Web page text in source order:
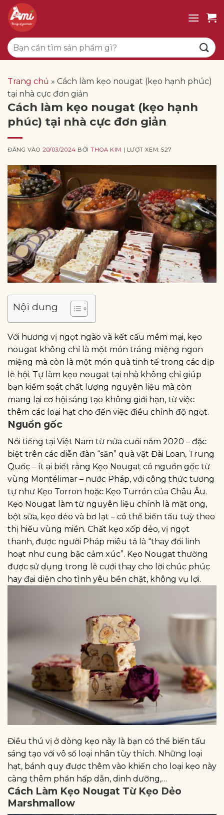
qua
dung
Tìm
kiếm:
Trang chủ » Cách làm kẹo nougat (kẹo hạnh phúc)
tại nhà cực đơn giản
Cách làm kẹo nougat (kẹo hạnh
phúc) tại nhà cực đơn giản
ĐĂNG VÀO20/03/2024 BỞITHOA KIM | LƯỢT XEM: 527
Nội dung
Với hương vị ngọt ngào và kết cấu mềm mại, kẹo
nougat không chỉ là một món tráng miệng ngon
miệng mà còn là một món quà tinh tế trong các dịp
lễ hội. Tự làm kẹo nougat tại nhà không chỉ giúp
bạn kiểm soát chất lượng nguyên liệu mà còn
mang lại cơ hội sáng tạo không giới hạn, từ việc
thêm các loại hạt cho đến việc điều chỉnh độ ngọt.
Nguồn gốc
Nổi tiếng tại Việt Nam từ nửa cuối năm 2020 – đặc
biệt trên các diễn đàn “săn” quà vặt Đài Loan, Trung
Quốc – ít ai biết rằng Kẹo Nougat có nguồn gốc từ
vùng Montélimar – nước Pháp, với công thức tương
tự như Kẹo Torron hoặc Kẹo Turrón của Châu Âu.
Kẹo Nougat làm từ nguyên liệu chính là mật ong,
bột sữa, kẹo dẻo và bơ lạt – có thể biến tấu tuỳ theo
thị hiếu vùng miền. Chất kẹo xốp dẻo, vị ngọt
thanh, được người Pháp miêu tả là “thay đổi linh
hoạt như cung bậc cảm xúc”. Kẹo Nougat thường
được sử dụng trong lễ cưới thay cho lời chúc phúc
hay đại diện cho tình yêu bền chặt, không vụ lợi.
Điều thú vị ở dòng kẹo này là bạn có thể biến tấu
sáng tạo với vô số loại nhân tùy thích. Những loại
hạt, bánh quy được thêm vào khiến cho loại kẹo này
càng thêm phần hấp dẫn, dinh dưỡng,…
Cách Làm Kẹo Nougat Từ Kẹo Dẻo
Marshmallow